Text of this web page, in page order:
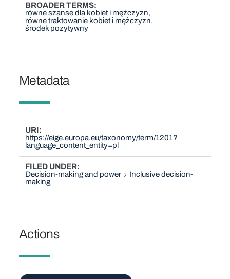
BROADER TERMS
równe szanse dla kobiet i mężczyzn
równe traktowanie kobiet i mężczyzn
środek pozytywny
Metadata
URI
https://eige.europa.eu/taxonomy/term/1201?
language_content_entity=pl
FILED UNDER
Decision-making and power
Inclusive decision-
making
Actions